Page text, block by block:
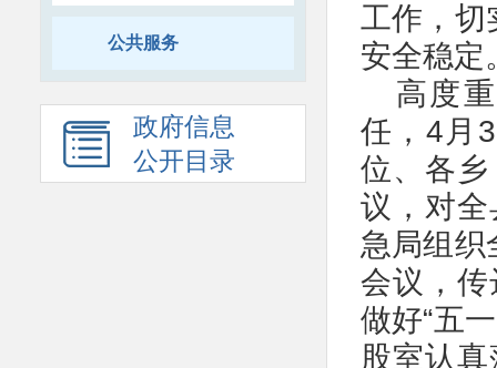
公共服务
政府信息
公开目录
工作，切
安全稳定
高度
任，4月
位、各
议，对
急局组织
会议，
做好“五
股室认